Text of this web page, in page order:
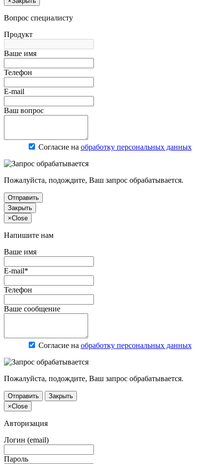
Вопрос специалисту
Продукт
Ваше имя
Телефон
E-mail
Ваш вопрос
Согласие на обработку персональных данных
Пожалуйста, подождите, Ваш запрос обрабатывается.
Отправить
Закрыть
×Close
Напишите нам
Ваше имя
E-mail*
Телефон
Ваше сообщение
Согласие на обработку персональных данных
Пожалуйста, подождите, Ваш запрос обрабатывается.
Отправить
Закрыть
×Close
Авторизация
Логин (email)
Пароль